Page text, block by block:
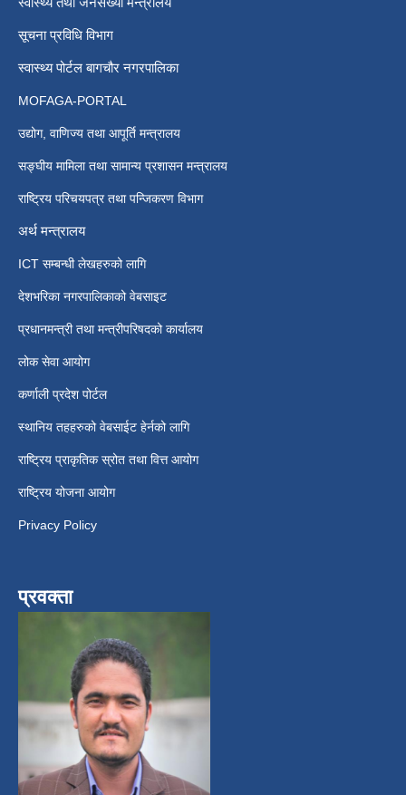
सूचना प्रविधि विभाग
स्वास्थ्य पोर्टल बागचौर नगरपालिका
MOFAGA-PORTAL
उद्योग, वाणिज्य तथा आपूर्ति मन्त्रालय
सङ्घीय मामिला तथा सामान्य प्रशासन मन्त्रालय
राष्ट्रिय परिचयपत्र तथा पन्जिकरण विभाग
अर्थ मन्त्रालय
ICT सम्बन्धी लेखहरुको लागि
देशभरिका नगरपालिकाको वेबसाइट
प्रधानमन्त्री तथा मन्त्रीपरिषदको कार्यालय
लोक सेवा आयोग
कर्णाली प्रदेश पोर्टल
स्थानिय तहहरुको वेबसाईट हेर्नको लागि
राष्ट्रिय प्राकृतिक स्रोत तथा वित्त आयोग
राष्ट्रिय योजना आयोग
Privacy Policy
प्रवक्ता